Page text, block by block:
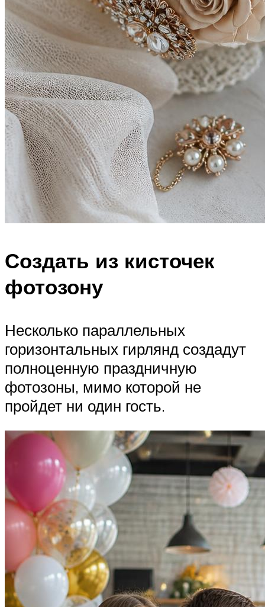
Создать из кисточек
фотозону
Несколько параллельных
горизонтальных гирлянд создадут
полноценную праздничную
фотозоны, мимо которой не
пройдет ни один гость.